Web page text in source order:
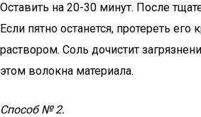
Оставить на 20-30 минут. После
Если пятно останется, протереть
раствором. Соль дочистит
этом волокна материала.
Способ № 2.